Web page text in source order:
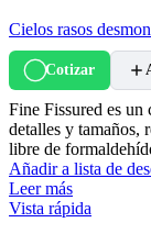
Cielos rasos
Cotizar
Fine Fissured es
detalles y tamaños,
libre de
Añadir a lista de
Leer más
Vista rápida